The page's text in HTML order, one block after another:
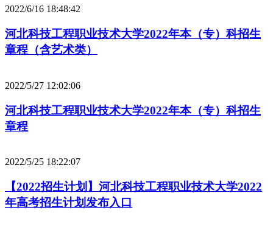
2022/6/16 18:48:42
河北科技工程职业技术大学2022年本（专）科招生
章程（含艺术类）
2022/5/27 12:02:06
河北科技工程职业技术大学2022年本（专）科招生
章程
2022/5/25 18:22:07
【2022招生计划】河北科技工程职业技术大学2022
年高考招生计划发布入口